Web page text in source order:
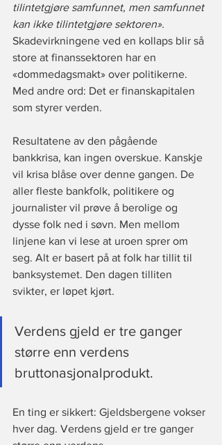
tilintetgjøre samfunnet, men samfunnet
kan ikke tilintetgjøre sektoren».
Skadevirkningene ved en kollaps blir så
store at finanssektoren har en
«dommedagsmakt» over politikerne.
Med andre ord: Det er finanskapitalen
som styrer verden.
Resultatene av den pågående
bankkrisa, kan ingen overskue. Kanskje
vil krisa blåse over denne gangen. De
aller fleste bankfolk, politikere og
journalister vil prøve å berolige og
dysse folk ned i søvn. Men mellom
linjene kan vi lese at uroen sprer om
seg. Alt er basert på at folk har tillit til
banksystemet. Den dagen tilliten
svikter, er løpet kjørt.
Verdens gjeld er tre ganger
større enn verdens
bruttonasjonalprodukt.
En ting er sikkert: Gjeldsbergene vokser
hver dag. Verdens gjeld er tre ganger